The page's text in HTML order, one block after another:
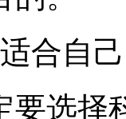
合自
要选择